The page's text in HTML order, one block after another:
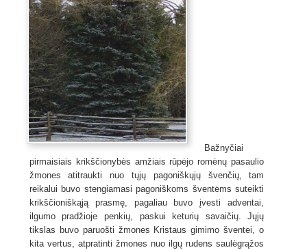
Bažnyčiai
pirmaisiais krikščionybės amžiais rūpėjo romėnų pasaulio
žmones atitraukti nuo tųjų pagoniškųjų švenčių, tam
reikalui buvo stengiamasi pagoniškoms šventėms suteikti
krikščioniškąją prasmę, pagaliau buvo įvesti adventai,
ilgumo pradžioje penkių, paskui keturių savaičių. Jųjų
tikslas buvo paruošti žmones Kristaus gimimo šventei, o
kita vertus, atpratinti žmones nuo ilgų rudens saulėgrąžos